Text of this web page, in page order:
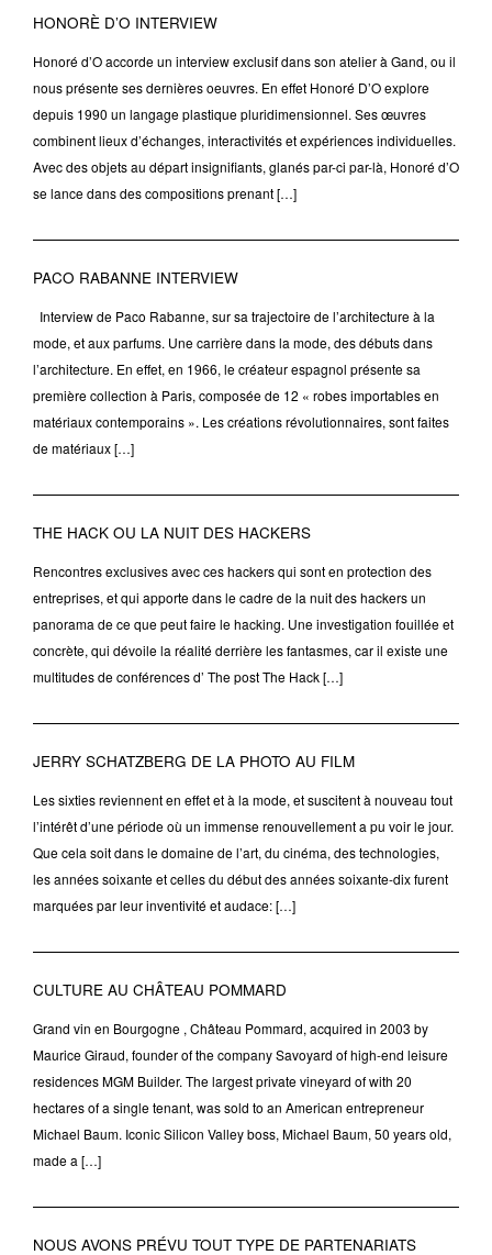
HONORÈ D’O INTERVIEW
Honoré d’O accorde un interview exclusif dans son atelier à Gand, ou il
nous présente ses dernières oeuvres. En effet Honoré D’O explore
depuis 1990 un langage plastique pluridimensionnel. Ses œuvres
combinent lieux d’échanges, interactivités et expériences individuelles.
Avec des objets au départ insignifiants, glanés par-ci par-là, Honoré d’O
se lance dans des compositions prenant […]
PACO RABANNE INTERVIEW
Interview de Paco Rabanne, sur sa trajectoire de l’architecture à la
mode, et aux parfums. Une carrière dans la mode, des débuts dans
l’architecture. En effet, en 1966, le créateur espagnol présente sa
première collection à Paris, composée de 12 « robes importables en
matériaux contemporains ». Les créations révolutionnaires, sont faites
de matériaux […]
THE HACK OU LA NUIT DES HACKERS
Rencontres exclusives avec ces hackers qui sont en protection des
entreprises, et qui apporte dans le cadre de la nuit des hackers un
panorama de ce que peut faire le hacking. Une investigation fouillée et
concrète, qui dévoile la réalité derrière les fantasmes, car il existe une
multitudes de conférences d’ The post The Hack […]
JERRY SCHATZBERG DE LA PHOTO AU FILM
Les sixties reviennent en effet et à la mode, et suscitent à nouveau tout
l’intérêt d’une période où un immense renouvellement a pu voir le jour.
Que cela soit dans le domaine de l’art, du cinéma, des technologies,
les années soixante et celles du début des années soixante-dix furent
marquées par leur inventivité et audace: […]
CULTURE AU CHÂTEAU POMMARD
Grand vin en Bourgogne , Château Pommard, acquired in 2003 by
Maurice Giraud, founder of the company Savoyard of high-end leisure
residences MGM Builder. The largest private vineyard of with 20
hectares of a single tenant, was sold to an American entrepreneur
Michael Baum. Iconic Silicon Valley boss, Michael Baum, 50 years old,
made a […]
NOUS AVONS PRÉVU TOUT TYPE DE PARTENARIATS